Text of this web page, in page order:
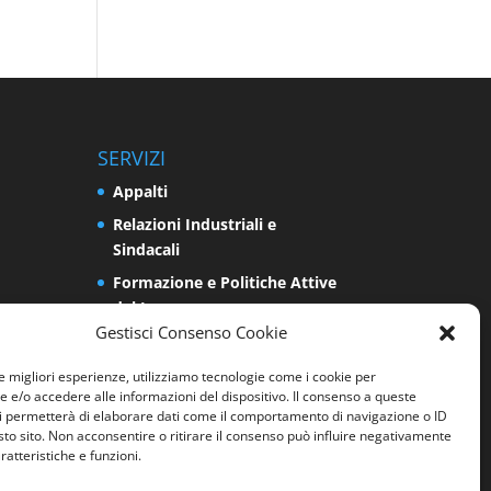
Gestisci Consenso Cookie
migliori esperienze, utilizziamo tecnologie come i cookie per
e/o accedere alle informazioni del dispositivo. Il consenso a queste
permetterà di elaborare dati come il comportamento di navigazione o ID
sito. Non acconsentire o ritirare il consenso può influire negativamente
e funzioni.
SERVIZI
Appalti
Relazioni Industriali e
Sindacali
Formazione e Politiche Attive
del Lavoro
Impresa
Programmazione e Sviluppo
del Territorio
Energia e Ambiente
Sicurezza sui luoghi di lavoro